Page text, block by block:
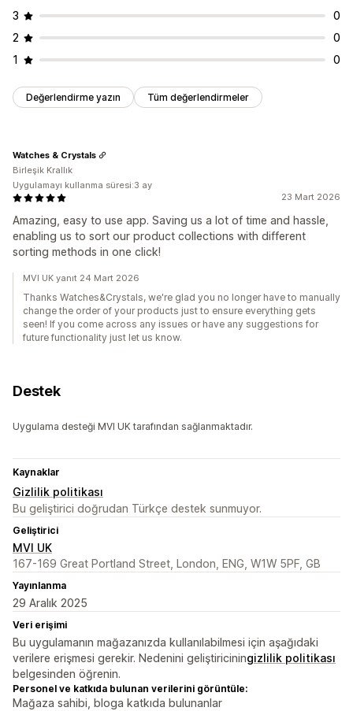
3
0
2
0
1
0
Değerlendirme yazın Tüm değerlendirmeler
23 Mart 2026
Amazing, easy to use app. Saving us a lot of time and hassle,
enabling us to sort our product collections with different
sorting methods in one click!
Watches & Crystals
Birleşik Krallık
Uygulamayı kullanma süresi:3 ay
MVI UK yanıt 24 Mart 2026
Thanks Watches&Crystals, we're glad you no longer have to manually
change the order of your products just to ensure everything gets
seen! If you come across any issues or have any suggestions for
future functionality just let us know.
Destek
Uygulama desteği MVI UK tarafından sağlanmaktadır.
Kaynaklar
Gizlilik politikası
Bu geliştirici doğrudan Türkçe destek sunmuyor.
Geliştirici
MVI UK
167-169 Great Portland Street, London, ENG, W1W 5PF, GB
Yayınlanma
29 Aralık 2025
Veri erişimi
Bu uygulamanın mağazanızda kullanılabilmesi için aşağıdaki
verilere erişmesi gerekir. Nedenini geliştiriciningizlilik politikası
belgesinden öğrenin.
Personel ve katkıda bulunan verilerini görüntüle:
Mağaza sahibi, bloga katkıda bulunanlar